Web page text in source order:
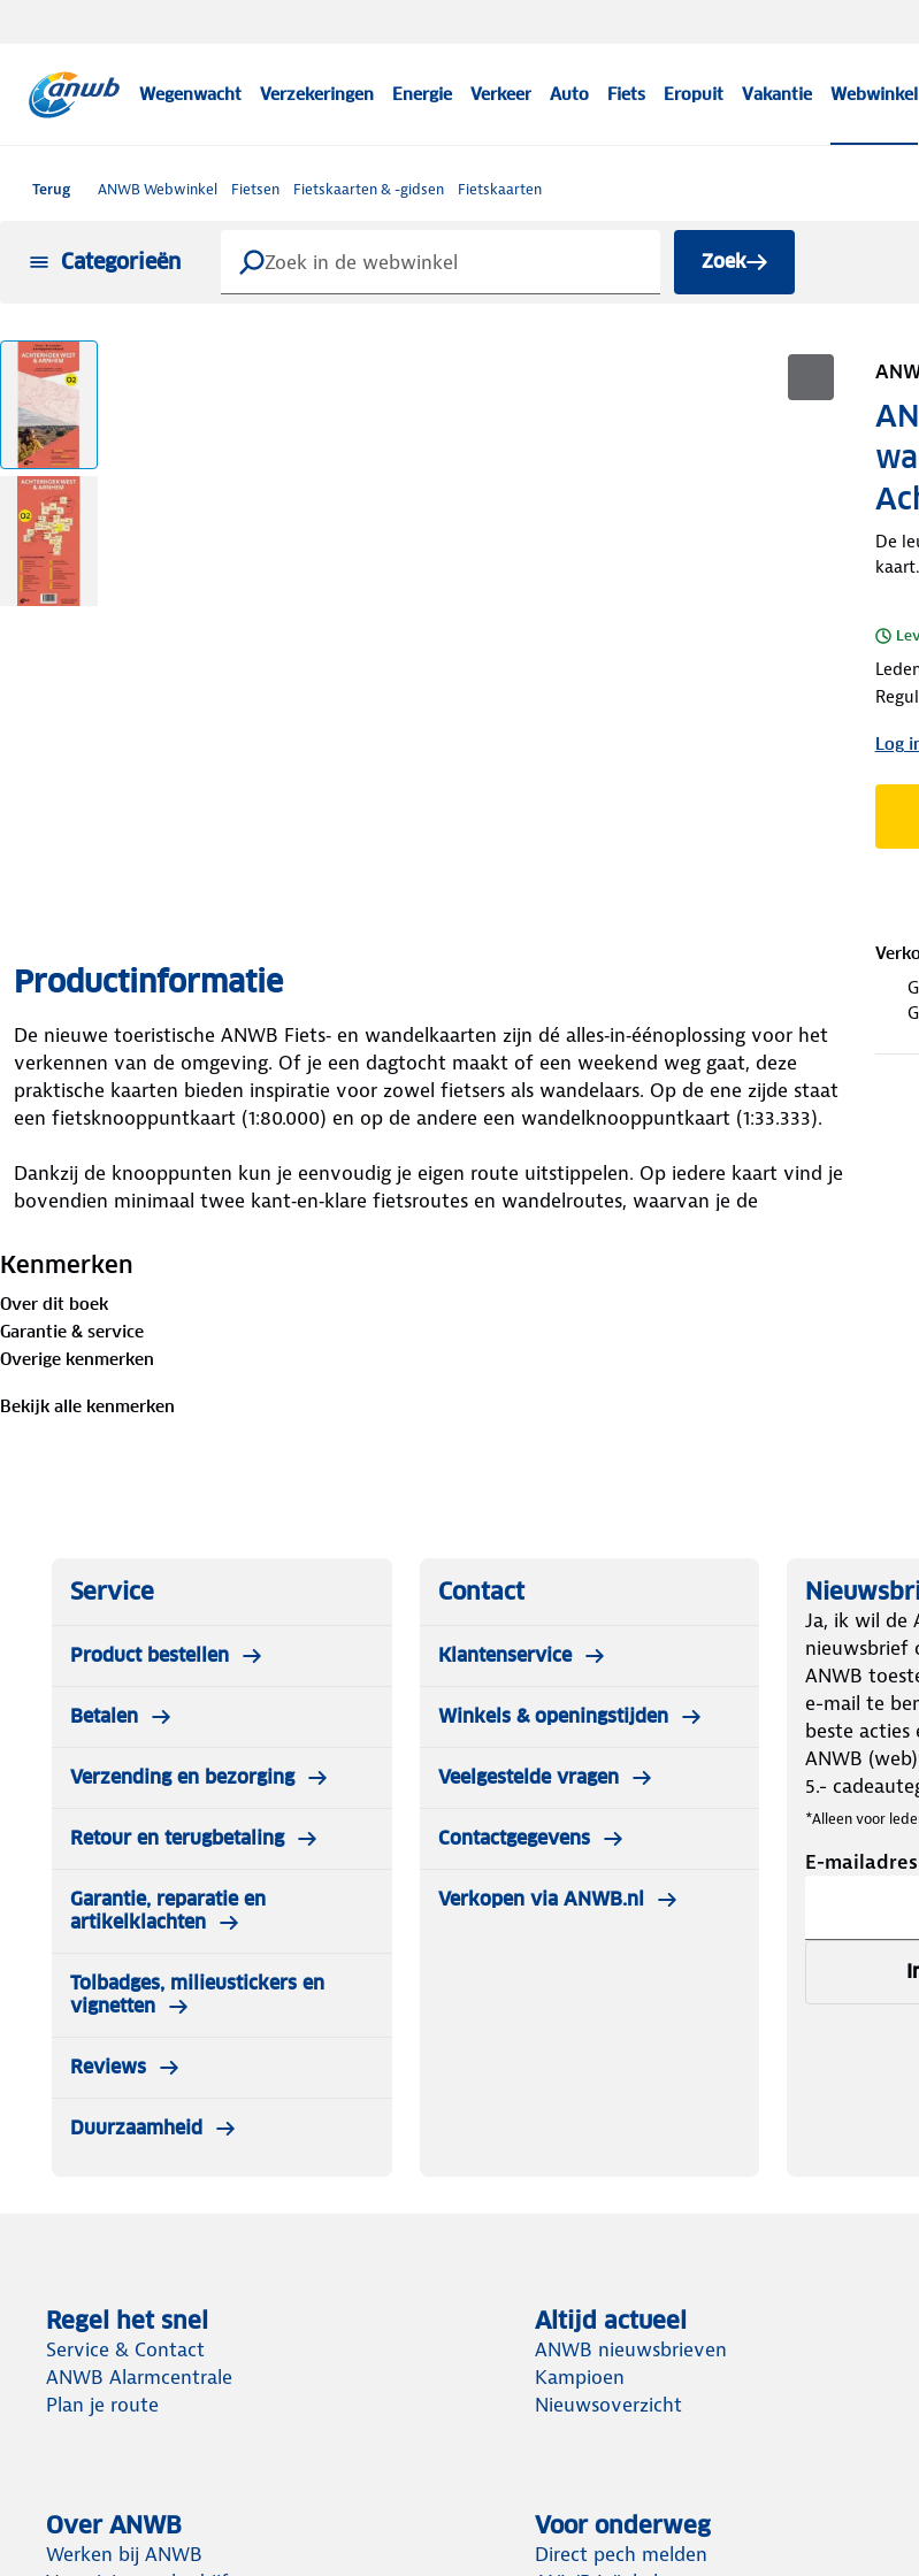
Wegenwacht Verzekeringen Energie Verkeer Auto Fiets Eropuit Vakantie Webwinkel
Terug ANWB Webwinkel Fietsen Fietskaarten & -gidsen Fietskaarten
Categorieën Zoek
De
kaart.
Log
Productinformatie
De nieuwe toeristische ANWB Fiets‑ en wandelkaarten zijn dé alles‑in‑éénoplossing voor het
verkennen van de omgeving. Of je een dagtocht maakt of een weekend weg gaat, deze
praktische kaarten bieden inspiratie voor zowel fietsers als wandelaars. Op de ene zijde staat
een fietsknooppuntkaart (1:80.000) en op de andere een wandelknooppuntkaart (1:33.333).
Dankzij de knooppunten kun je eenvoudig je eigen route uitstippelen. Op iedere kaart vind je
bovendien minimaal twee kant‑en‑klare fietsroutes en wandelroutes, waarvan je de
schuiven.
Tot slot worden er een aantal bezienswaardigheden in de omgeving uitgelicht die je dagje uit
helemaal compleet maken, van unieke kastelen en inspirerende musea tot de leukste
lunchtentjes en mooiste natuurgebieden.
Kenmerken
Over dit boek
Garantie & service
Overige kenmerken
Bekijk alle kenmerken
Service
Product bestellen
Betalen
Verzending en bezorging
Retour en terugbetaling
Garantie, reparatie en
artikelklachten
Tolbadges, milieustickers en
vignetten
Reviews
Duurzaamheid
Contact
Klantenservice
Winkels & openingstijden
Veelgestelde vragen
Contactgegevens
Verkopen via ANWB.nl
Ja, ik wil de
nieuwsbrief
ANWB
e-mail te
beste
ANWB
5.-
*Alleen voor
E-mailadres
Regel het snel
Service & Contact
ANWB Alarmcentrale
Plan je route
Altijd actueel
ANWB nieuwsbrieven
Kampioen
Nieuwsoverzicht
Over ANWB
Werken bij ANWB
Voor onderweg
Direct pech melden